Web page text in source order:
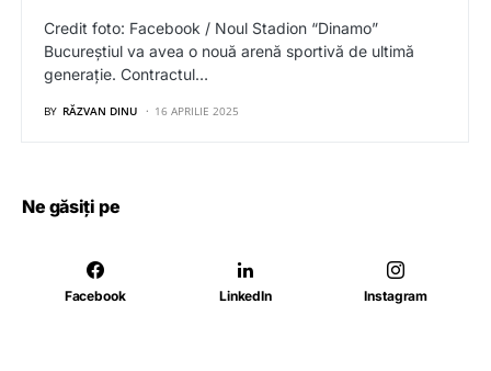
Credit foto: Facebook / Noul Stadion “Dinamo”
Bucureștiul va avea o nouă arenă sportivă de ultimă
generație. Contractul…
BY RĂZVAN DINU 16 APRILIE 2025
Ne găsiți pe
Facebook LinkedIn Instagram